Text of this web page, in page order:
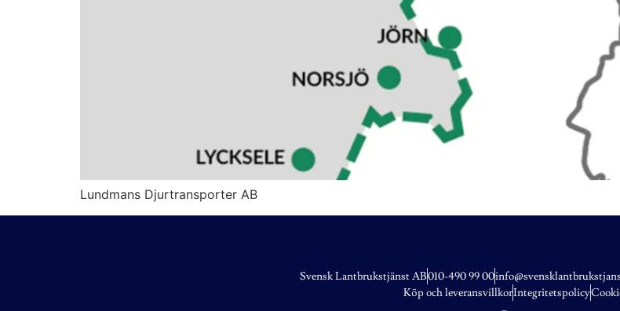
Lundmans Djurtransporter AB
Svensk Lantbrukstjänst AB010-490 99 00
Köp och leveransvillkorIntegritetspolicy